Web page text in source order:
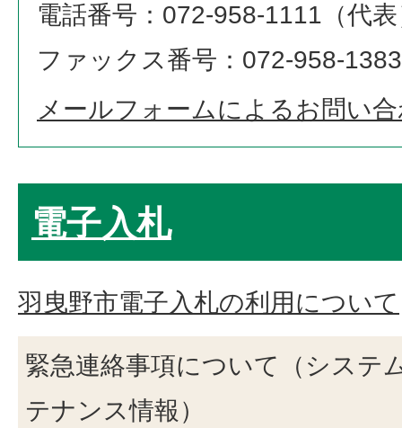
電話番号：072-958-1111（代
ファックス番号：072-958-1383
メールフォームによるお問い
電子入札
羽曳野市電子入札の利用について
緊急連絡事項について（システ
テナンス情報）